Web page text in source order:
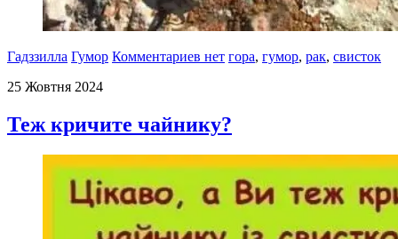
Гадззилла Гумор Комментариев нет гора, гумор, рак, свисток
25 Жовтня 2024
Теж кричите чайнику?